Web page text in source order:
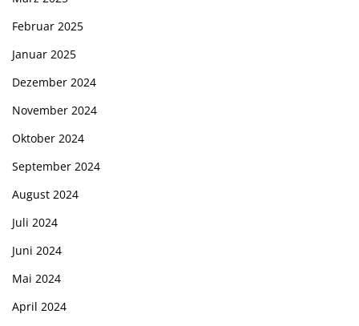
Februar 2025
Januar 2025
Dezember 2024
November 2024
Oktober 2024
September 2024
August 2024
Juli 2024
Juni 2024
Mai 2024
April 2024